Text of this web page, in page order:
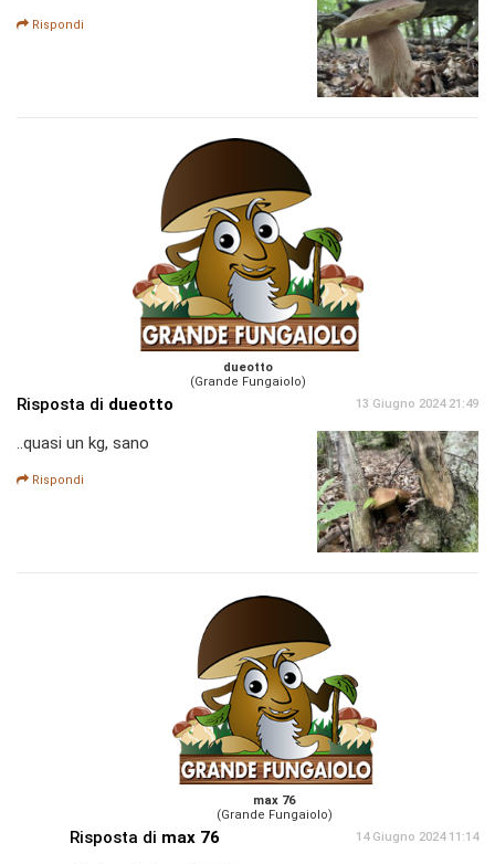
Rispondi
dueotto
(Grande Fungaiolo)
Risposta di dueotto 13 Giugno 2024 21:49
..quasi un kg, sano
Rispondi
max 76
(Grande Fungaiolo)
Risposta di max 76 14 Giugno 2024 11:14